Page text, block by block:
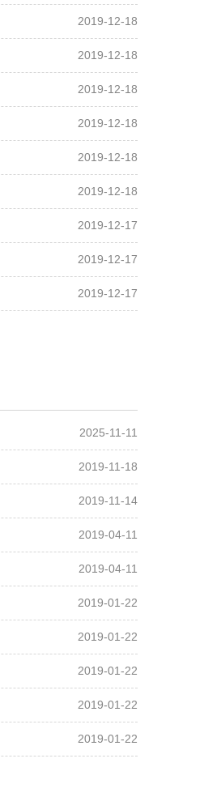
2019-12-18
2019-12-18
2019-12-18
2019-12-18
2019-12-18
2019-12-18
2019-12-17
2019-12-17
2019-12-17
2025-11-11
2019-11-18
2019-11-14
2019-04-11
2019-04-11
2019-01-22
2019-01-22
2019-01-22
2019-01-22
2019-01-22